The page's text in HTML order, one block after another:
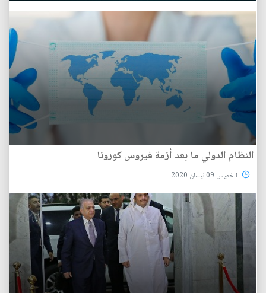
النظام الدولي ما بعد أزمة فيروس كورونا
الخميس 09 نيسان 2020